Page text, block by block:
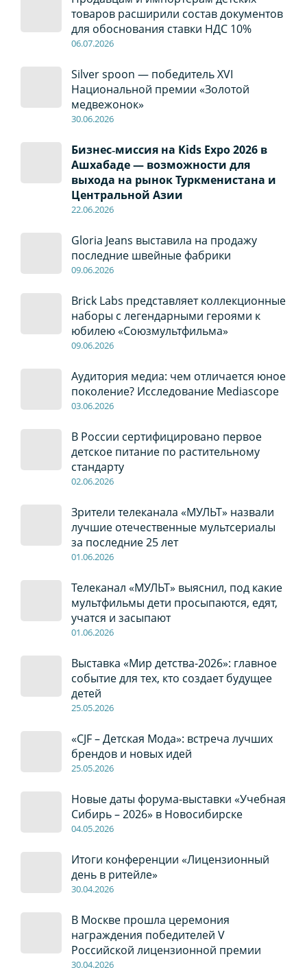
товаров расширили состав документов
для обоснования ставки НДС 10%
06.07.2026
Silver spoon — победитель XVI
Национальной премии «Золотой
медвежонок»
30.06.2026
Бизнес‑миссия на Kids Expo 2026 в
Ашхабаде — возможности для
выхода на рынок Туркменистана и
Центральной Азии
22.06.2026
Gloria Jeans выставила на продажу
последние швейные фабрики
09.06.2026
Brick Labs представляет коллекционные
наборы с легендарными героями к
юбилею «Союзмультфильма»
09.06.2026
Аудитория медиа: чем отличается юное
поколение? Исследование Mediascope
03.06.2026
В России сертифицировано первое
детское питание по растительному
стандарту
02.06.2026
Зрители телеканала «МУЛЬТ» назвали
лучшие отечественные мультсериалы
за последние 25 лет
01.06.2026
Телеканал «МУЛЬТ» выяснил, под какие
мультфильмы дети просыпаются, едят,
учатся и засыпают
01.06.2026
Выставка «Мир детства-2026»: главное
событие для тех, кто создает будущее
детей
25.05.2026
«CJF – Детская Мода»: встреча лучших
брендов и новых идей
25.05.2026
Новые даты форума-выставки «Учебная
Сибирь – 2026» в Новосибирске
04.05.2026
Итоги конференции «Лицензионный
день в ритейле»
30.04.2026
В Москве прошла церемония
награждения победителей V
Российской лицензионной премии
30.04.2026